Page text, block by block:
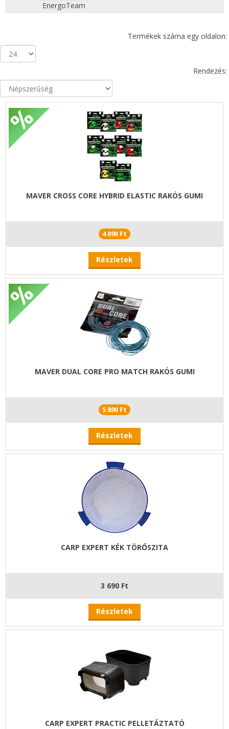
EnergoTeam
Termékek száma egy oldalon:
Rendezés:
MAVER CROSS CORE HYBRID ELASTIC RAKÓS GUMI
4 090 Ft
Részletek
MAVER DUAL CORE PRO MATCH RAKÓS GUMI
5 890 Ft
Részletek
CARP EXPERT KÉK TÖRŐSZITA
3 690 Ft
Részletek
CARP EXPERT PRACTIC PELLETÁZTATÓ